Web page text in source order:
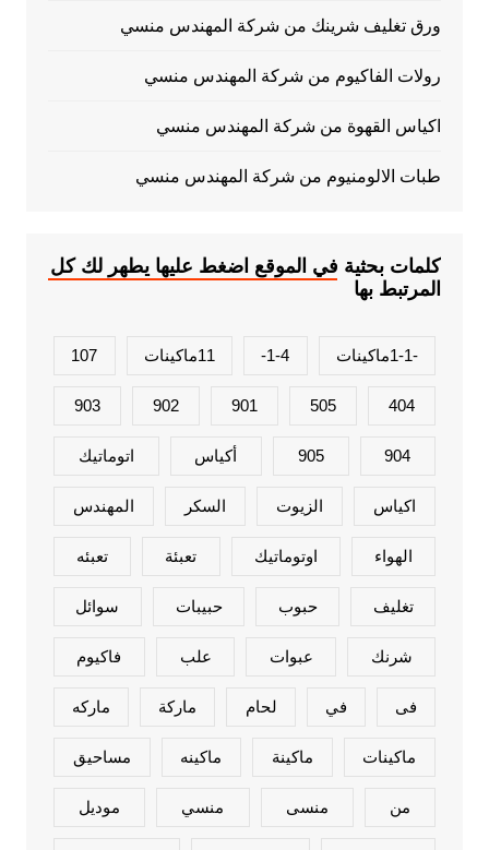
ورق تغليف شرينك من شركة المهندس منسي
رولات الفاكيوم من شركة المهندس منسي
اكياس القهوة من شركة المهندس منسي
طبات الالومنيوم من شركة المهندس منسي
كلمات بحثية في الموقع اضغط عليها يطهر لك كل
المرتبط بها
-1-1ماكينات 1-4- 11ماكينات 107
404
505
901
902
903
904
905 أكياس اتوماتيك
اكياس الزيوت السكر المهندس
الهواء اوتوماتيك تعبئة تعبئه
تغليف حبوب حبيبات سوائل
شرنك عبوات علب فاكيوم
فى في لحام ماركة ماركه
ماكينات ماكينة ماكينه مساحيق
من منسى منسي موديل